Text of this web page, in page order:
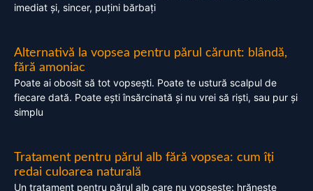
imediat și, sincer, puțini bărbați
Alternativă la vopsea pentru părul cărunt: blândă,
fără amoniac
Poate ai obosit să tot vopsești. Poate te ustură scalpul de
fiecare dată. Poate ești însărcinată și nu vrei să riști, sau pur și
simplu
Tratament pentru părul alb fără vopsea: cum îți
redai culoarea naturală
Un tratament pentru părul alb care nu vopsește: hrănește